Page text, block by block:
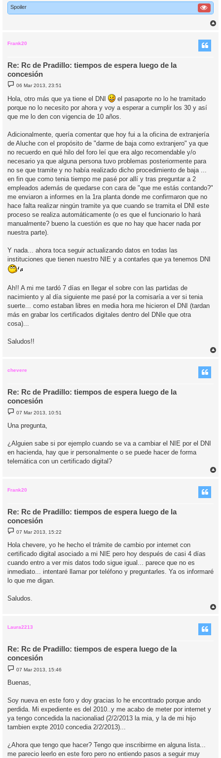
Spoiler
Frank20
Re: Rc de Pradillo: tiempos de espera luego de la
concesión
M
n
s
a
e
06 Mar 2013, 23:51
Hola, otro más que ya tiene el DNI
el pasaporte no lo he tramitado
porque no lo necesito por ahora y voy a esperar a cumplir los 30 y así
que me lo den con vigencia de 10 años.
Adicionalmente, quería comentar que hoy fui a la oficina de extranjería
de Aluche con el propósito de "darme de baja como extranjero" ya que
no recuerdo en qué hilo del foro leí que era algo recomendable y/o
necesario ya que alguna persona tuvo problemas posteriormente para
no se que tramite y no había realizado dicho procedimiento de baja ...
en fin que como tenia tiempo me pasé por allí y tras preguntar a 2
empleados además de quedarse con cara de "que me estás contando?"
me enviaron a informes en la 1ra planta donde me confirmaron que no
hace falta realizar ningún tramite ya que cuando se tramita el DNI este
proceso se realiza automáticamente (o es que el funcionario lo hará
manualmente? bueno la cuestión es que no hay que hacer nada por
nuestra parte).
Y nada... ahora toca seguir actualizando datos en todas las
instituciones que tienen nuestro NIE y a contarles que ya tenemos DNI
Ah!! A mi me tardó 7 días en llegar el sobre con las partidas de
nacimiento y al día siguiente me pasé por la comisaría a ver si tenia
suerte... como estaban libres en media hora me hicieron el DNI (tardan
más en grabar los certificados digitales dentro del DNIe que otra
cosa)...
Saludos!!
chevere
Re: Rc de Pradillo: tiempos de espera luego de la
concesión
M
e
s
e
07 Mar 2013, 10:51
Una pregunta,
¿Alguien sabe si por ejemplo cuando se va a cambiar el NIE por el DNI
en hacienda, hay que ir personalmente o se puede hacer de forma
telemática con un certificado digital?
Frank20
Re: Rc de Pradillo: tiempos de espera luego de la
concesión
M
n
s
a
e
07 Mar 2013, 15:22
Hola chevere, yo he hecho el trámite de cambio por internet con
certificado digital asociado a mi NIE pero hoy después de casi 4 días
cuando entro a ver mis datos todo sigue igual... parece que no es
inmediato... intentaré llamar por teléfono y preguntarles. Ya os informaré
lo que me digan.
Saludos.
Laura2213
Re: Rc de Pradillo: tiempos de espera luego de la
concesión
M
e
s
e
07 Mar 2013, 15:46
Buenas,
Soy nueva en este foro y doy gracias lo he encontrado porque ando
perdida. Mi expediente es del 2010..y me acabo de meter por internet y
ya tengo concedida la nacionaliad (2/2/2013 la mia, y la de mi hijo
tambien expte 2010 concedia 2/2/2013)...
¿Ahora que tengo que hacer? Tengo que inscribirme en alguna lista...
me parecio leerlo en este foro pero no entiendo pasos a seguir muy